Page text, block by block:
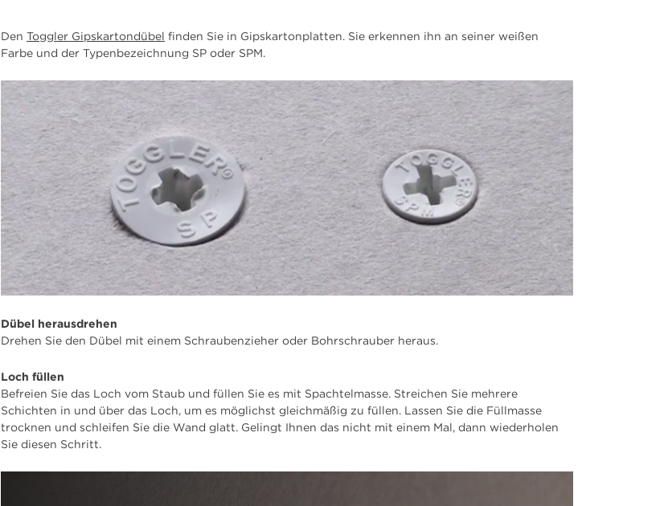
Den Toggler Gipskartondübel finden Sie in Gipskartonplatten. Sie erkennen ihn an seiner weißen
Farbe und der Typenbezeichnung SP oder SPM.
Dübel herausdrehen
Drehen Sie den Dübel mit einem Schraubenzieher oder Bohrschrauber heraus.
Loch füllen
Befreien Sie das Loch vom Staub und füllen Sie es mit Spachtelmasse. Streichen Sie mehrere
Schichten in und über das Loch, um es möglichst gleichmäßig zu füllen. Lassen Sie die Füllmasse
trocknen und schleifen Sie die Wand glatt. Gelingt Ihnen das nicht mit einem Mal, dann wiederholen
Sie diesen Schritt.